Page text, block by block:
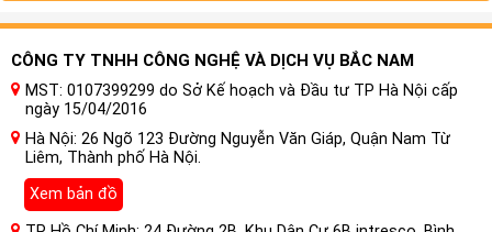
CÔNG TY TNHH CÔNG NGHỆ VÀ DỊCH VỤ BẮC NAM
MST: 0107399299 do Sở Kế hoạch và Đầu tư TP Hà Nội cấp
ngày 15/04/2016
Hà Nội: 26 Ngõ 123 Đường Nguyễn Văn Giáp, Quận Nam Từ
Liêm, Thành phố Hà Nội.
Xem bản đồ